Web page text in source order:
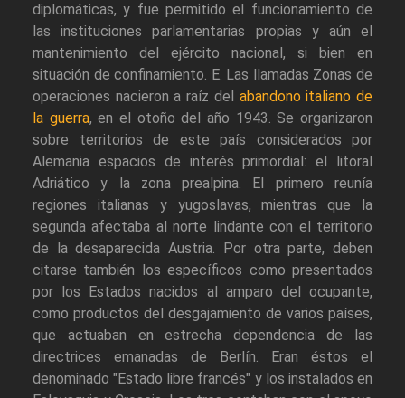
diplomáticas, y fue permitido el funcionamiento de
las instituciones parlamentarias propias y aún el
mantenimiento del ejército nacional, si bien en
situación de confinamiento. E. Las llamadas Zonas de
operaciones nacieron a raíz del abandono italiano de
la guerra, en el otoño del año 1943. Se organizaron
sobre territorios de este país considerados por
Alemania espacios de interés primordial: el litoral
Adriático y la zona prealpina. El primero reunía
regiones italianas y yugoslavas, mientras que la
segunda afectaba al norte lindante con el territorio
de la desaparecida Austria. Por otra parte, deben
citarse también los específicos como presentados
por los Estados nacidos al amparo del ocupante,
como productos del desgajamiento de varios países,
que actuaban en estrecha dependencia de las
directrices emanadas de Berlín. Eran éstos el
denominado "Estado libre francés" y los instalados en